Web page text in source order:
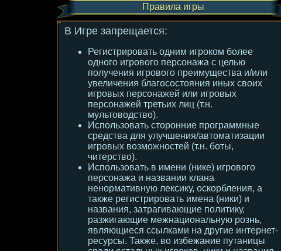
Правила игры
В Игре запрещается:
Регистрировать одним игроком более
одного игрового персонажа с целью
получения игрового преимущества и/или
увеличения благосостояния иных своих
игровых персонажей или игровых
персонажей третьих лиц (т.н.
мультоводство).
Использовать сторонние программные
средства для улучшения/автоматизации
игровых возможностей (т.н. боты,
читерство).
Использовать в имени (нике) игрового
персонажа и названии клана
ненормативную лексику, оскорбления, а
также регистрировать имена (ники) и
названия, затрагивающие политику,
разжигающие межнациональную рознь,
являющиеся ссылками на другие интернет-
ресурсы. Также, во избежание путаницы